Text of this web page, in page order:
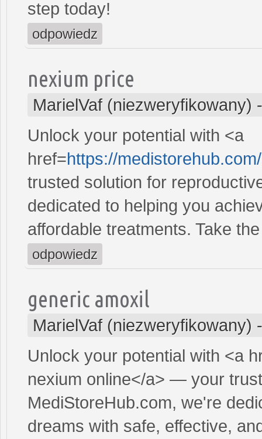
step today!
odpowiedz
nexium price
MarielVaf (niezweryfikowany)
Unlock your potential with <a
href=https://
trusted solution for
dedicated to helping you
affordable treatments. Take
odpowiedz
generic amoxil
MarielVaf (niezweryfikowany)
Unlock your potential with <a
nexium online</a> — your
MediStoreHub.com, we're
dreams with safe, effective,